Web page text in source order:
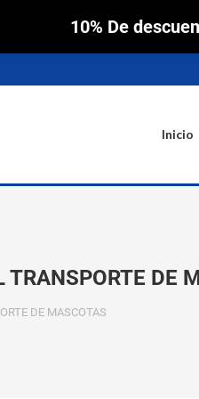
Inicio
TRANSPORTE DE
DE MASCOTAS
10% De
Inicio BS